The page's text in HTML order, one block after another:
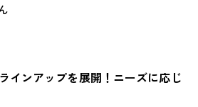
インアップを展開！ニーズに応じ